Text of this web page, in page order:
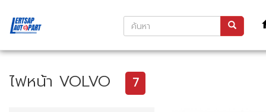
ไฟหน้า VOLVO 7